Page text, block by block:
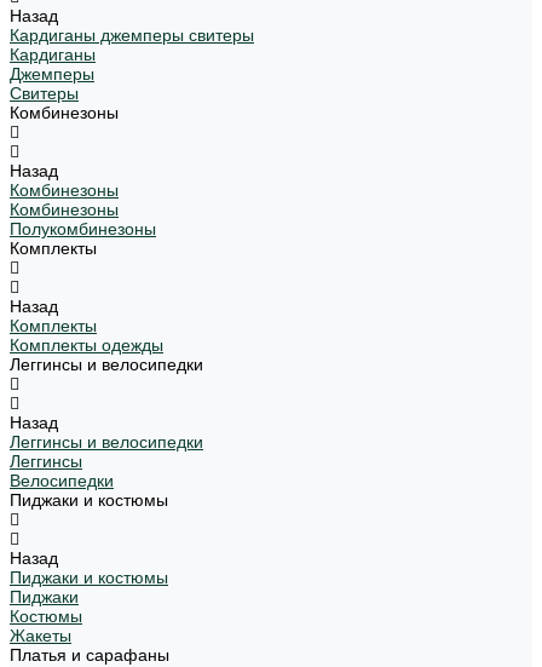
Назад
Кардиганы джемперы свитеры
Кардиганы
Джемперы
Свитеры
Комбинезоны
Назад
Комбинезоны
Комбинезоны
Полукомбинезоны
Комплекты
Назад
Комплекты
Комплекты одежды
Леггинсы и велосипедки
Назад
Леггинсы и велосипедки
Леггинсы
Велосипедки
Пиджаки и костюмы
Назад
Пиджаки и костюмы
Пиджаки
Костюмы
Жакеты
Платья и сарафаны